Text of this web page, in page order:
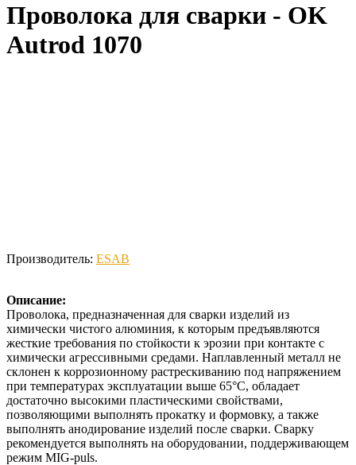
Проволока для сварки - OK
Autrod 1070
Производитель: ESAB
Описание:
Проволока, предназначенная для сварки изделий из
химически чистого алюминия, к которым предъявляются
жесткие требования по стойкости к эрозии при контакте с
химически агрессивными средами. Наплавленный металл не
склонен к коррозионному растрескиванию под напряжением
при температурах эксплуатации выше 65°С, обладает
достаточно высокими пластическими свойствами,
позволяющими выполнять прокатку и формовку, а также
выполнять анодирование изделий после сварки. Сварку
рекомендуется выполнять на оборудовании, поддерживающем
режим MIG-puls.